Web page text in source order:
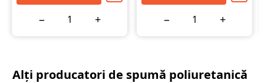
− + − +
Alți producatori de spumă poliuretanică